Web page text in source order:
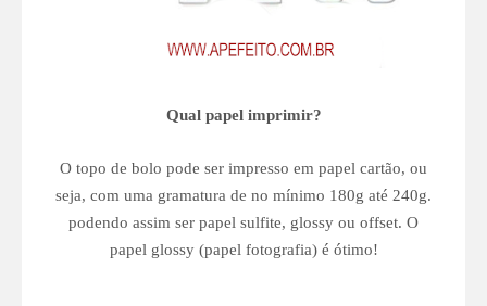
Qual papel imprimir?
O topo de bolo pode ser impresso em papel cartão, ou
seja, com uma gramatura de no mínimo 180g até 240g.
podendo assim ser papel sulfite, glossy ou offset. O
papel glossy (papel fotografia) é ótimo!